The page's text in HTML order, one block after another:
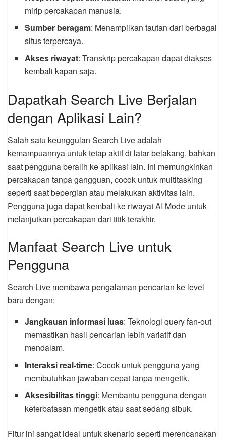
mirip percakapan manusia.
Sumber beragam: Menampilkan tautan dari berbagai
situs terpercaya.
Akses riwayat: Transkrip percakapan dapat diakses
kembali kapan saja.
Dapatkah Search Live Berjalan
dengan Aplikasi Lain?
Salah satu keunggulan Search Live adalah
kemampuannya untuk tetap aktif di latar belakang, bahkan
saat pengguna beralih ke aplikasi lain. Ini memungkinkan
percakapan tanpa gangguan, cocok untuk multitasking
seperti saat bepergian atau melakukan aktivitas lain.
Pengguna juga dapat kembali ke riwayat AI Mode untuk
melanjutkan percakapan dari titik terakhir.
Manfaat Search Live untuk
Pengguna
Search Live membawa pengalaman pencarian ke level
baru dengan:
Jangkauan informasi luas: Teknologi query fan-out
memastikan hasil pencarian lebih variatif dan
mendalam.
Interaksi real-time: Cocok untuk pengguna yang
membutuhkan jawaban cepat tanpa mengetik.
Aksesibilitas tinggi: Membantu pengguna dengan
keterbatasan mengetik atau saat sedang sibuk.
Fitur ini sangat ideal untuk skenario seperti merencanakan